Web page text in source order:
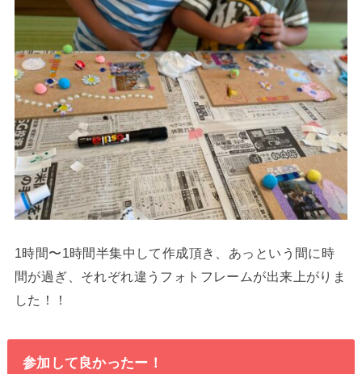
1時間〜1時間半集中して作成頂き、あっという間に時
間が過ぎ、それぞれ違うフォトフレームが出来上がりま
した！！
参加して良かったー！